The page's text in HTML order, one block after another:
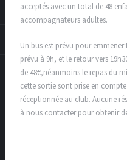
acceptés avec un total de 48
accompagnateurs adultes.
Un bus est prévu pour
prévu à 9h, et le retour vers
de 48€,néanmoins le repas du
cette sortie sont prise en
réceptionnée au club. Aucune
à nous contacter pour obtenir